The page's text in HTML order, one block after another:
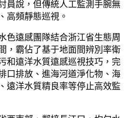
員說，但傳統人工監測手腕無
高頻靜態巡視。
色遠感團隊結合浙江省生態周
，霸佔了基于地面間辨別率衛
和遠洋水質遠感巡視技巧，完
口排放、進海河道淨化物、海
遠洋水質精良率等停止高效監